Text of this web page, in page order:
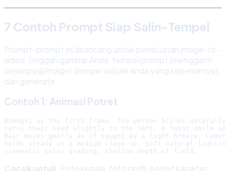
7 Contoh Prompt Siap Salin-Tempel
Prompt-prompt ini dirancang untuk pembuatan image-to-
video. Unggah gambar Anda, tempel prompt (mengganti
deskripsi @Image1 dengan subjek Anda yang sebenarnya),
dan generate.
Contoh 1: Animasi Potret
@Image1 as the first frame. The person blinks
turns their head slightly to the left. A faint smile
Hair moves gently as if caught by a light breeze.
holds steady in a medium close-up. Soft natural
Cocok untuk: Foto kepala, foto profil, potret karakter.